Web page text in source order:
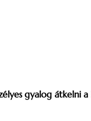
gyalog átkelni